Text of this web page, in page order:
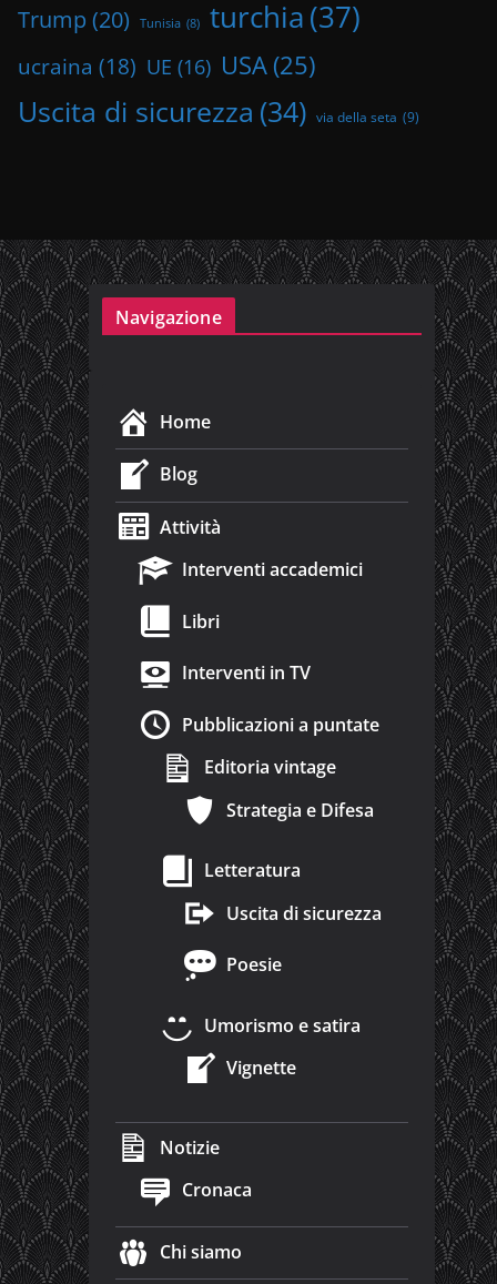
Trump (20) Tunisia (8) turchia(37)
ucraina (18) UE (16) USA (25)
Uscita di sicurezza (34) via della seta (9)
Navigazione
Home
Blog
Attività
Interventi accademici
Libri
Interventi in TV
Pubblicazioni a puntate
Editoria vintage
Strategia e Difesa
Letteratura
Uscita di sicurezza
Poesie
Umorismo e satira
Vignette
Notizie
Cronaca
Chi siamo